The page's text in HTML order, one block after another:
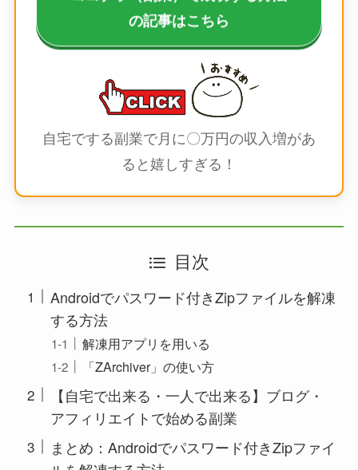
の記事はこちら
自宅でする副業で月に〇万円の収入増があ
ると嬉しすぎる！
目次
Androidでパスワード付きZipファイルを解凍
する方法
解凍用アプリを用いる
「ZArchiver」の使い方
【自宅で出来る・一人で出来る】ブログ・
アフィリエイトで始める副業
まとめ：Androidでパスワード付きZipファイ